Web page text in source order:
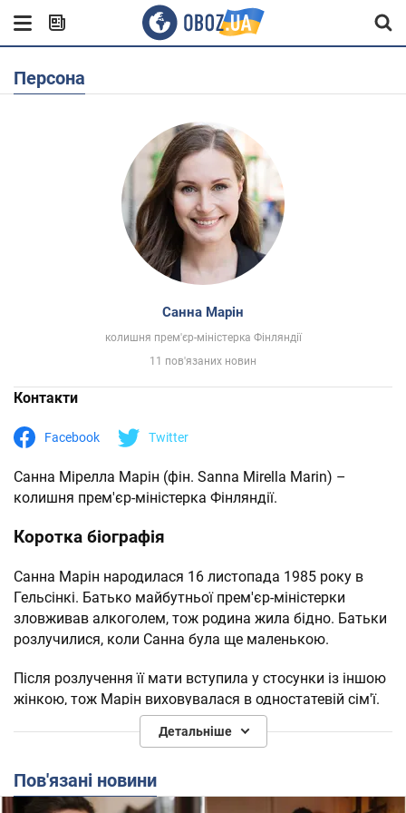
Персона
Санна Марін
колишня прем'єр-міністерка Фінляндії
11 пов'язаних новин
Контакти
Facebook Twitter
Санна Мірелла Марін (фін. Sanna Mirella Marin) –
колишня прем'єр-міністерка Фінляндії.
Коротка біографія
Санна Марін народилася 16 листопада 1985 року в
Гельсінкі. Батько майбутньої прем'єр-міністерки
зловживав алкоголем, тож родина жила бідно. Батьки
розлучилися, коли Санна була ще маленькою.
Після розлучення її мати вступила у стосунки із іншою
жінкою, тож Марін виховувалася в одностатевій сім'ї.
Уже під час навчання в школі Марін працювала в
2012 року отримала диплом бакалавра в університеті
Детальніше
Пов'язані новини